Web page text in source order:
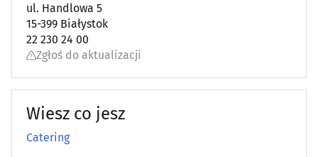
Ślusarstwo(15)
Tapicerzy
Telekomunikacja - systemy, usługi
ul. Handlowa 5
15-399 Białystok
22 230 24 00
Zgłoś do aktualizacji
Wiesz co jesz
Catering